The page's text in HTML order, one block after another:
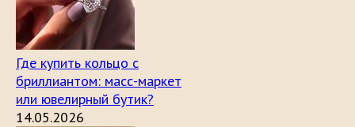
Где купить кольцо с
бриллиантом: масс-маркет
или ювелирный бутик?
14.05.2026